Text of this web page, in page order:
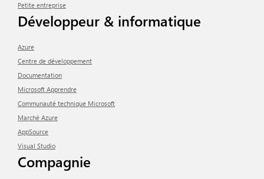
Petite entreprise
Développeur & informatique
Azure
Centre de développement
Documentation
Microsoft Apprendre
Communauté technique Microsoft
Marché Azure
AppSource
Visual Studio
Compagnie